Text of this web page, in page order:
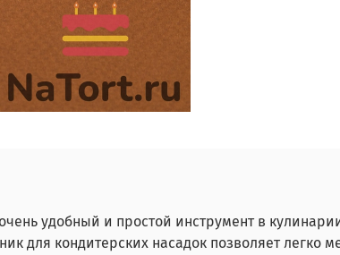
удобный и простой инструмент в
для кондитерских насадок позволяет легко